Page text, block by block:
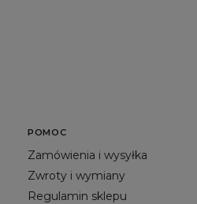
POMOC
Zamówienia i wysyłka
Zwroty i wymiany
Regulamin sklepu